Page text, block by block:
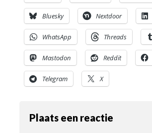
Bluesky Nextdoor
WhatsApp Threads
Mastodon Reddit
Telegram X
Plaats een reactie